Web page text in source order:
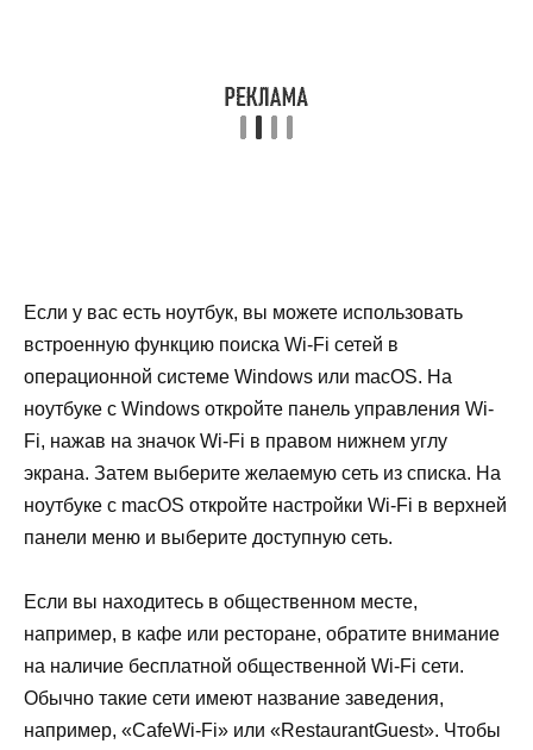
Если у вас есть ноутбук, вы можете использовать
встроенную функцию поиска Wi-Fi сетей в
операционной системе Windows или macOS. На
ноутбуке с Windows откройте панель управления Wi-
Fi, нажав на значок Wi-Fi в правом нижнем углу
экрана. Затем выберите желаемую сеть из списка. На
ноутбуке с macOS откройте настройки Wi-Fi в верхней
панели меню и выберите доступную сеть.
Если вы находитесь в общественном месте,
например, в кафе или ресторане, обратите внимание
на наличие бесплатной общественной Wi-Fi сети.
Обычно такие сети имеют название заведения,
например, «CafeWi-Fi» или «RestaurantGuest». Чтобы